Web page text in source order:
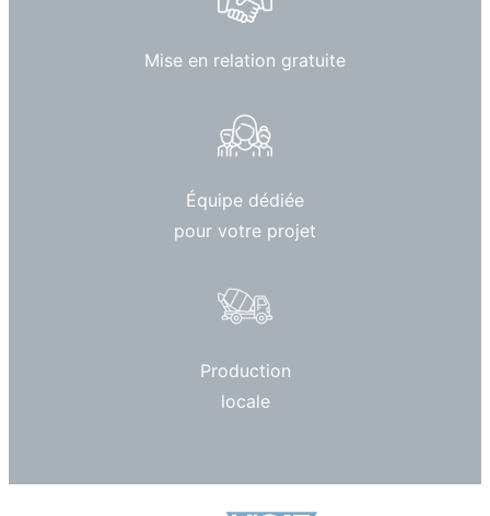
Mise en relation gratuite
Équipe dédiée
pour votre projet
Production
locale